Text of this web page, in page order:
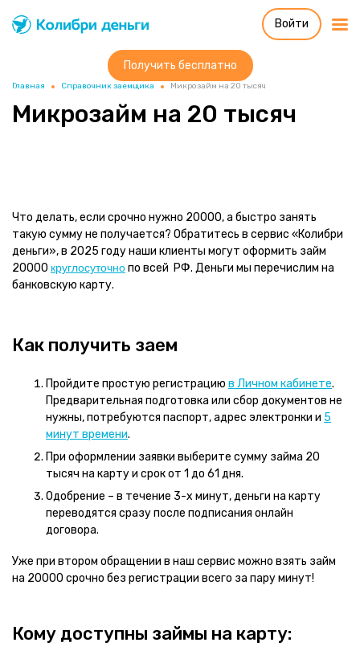
Войти
Главная Справочник заемщика Микрозайм на 20 тысяч
Микрозайм на 20 тысяч
Что делать, если срочно нужно 20000, а быстро занять
такую сумму не получается? Обратитесь в сервис «Колибри
деньги», в 2025 году наши клиенты могут оформить займ
20000 круглосуточнопо всей РФ. Деньги мы перечислим на
банковскую карту.
Как получить заем
Пройдите простую регистрацию в Личном кабинете.
Предварительная подготовка или сбор документов не
нужны, потребуются паспорт, адрес электронки и 5
минут времени.
При оформлении заявки выберите сумму займа 20
тысяч на карту и срок от 1 до 61 дня.
Одобрение – в течение 3-х минут, деньги на карту
переводятся сразу после подписания онлайн
договора.
Уже при втором обращении в наш сервис можно взять займ
на 20000 срочно без регистрации всего за пару минут!
Кому доступны займы на карту:
Получить бесплатно